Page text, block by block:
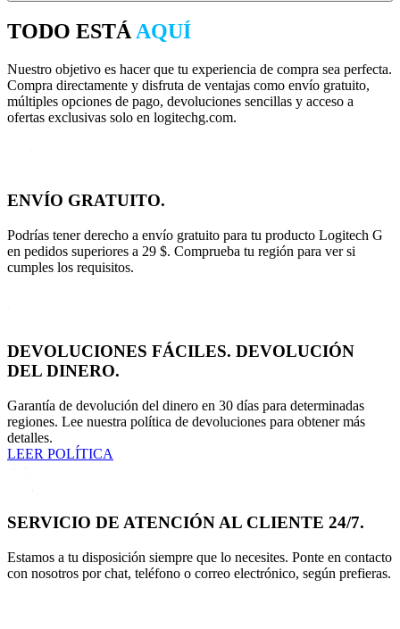
TODO ESTÁ AQUÍ
Nuestro objetivo es hacer que tu experiencia de compra sea perfecta.
Compra directamente y disfruta de ventajas como envío gratuito,
múltiples opciones de pago, devoluciones sencillas y acceso a
ofertas exclusivas solo en logitechg.com.
ENVÍO GRATUITO.
Podrías tener derecho a envío gratuito para tu producto Logitech G
en pedidos superiores a 29 $. Comprueba tu región para ver si
cumples los requisitos.
DEVOLUCIONES FÁCILES. DEVOLUCIÓN
DEL DINERO.
Garantía de devolución del dinero en 30 días para determinadas
regiones. Lee nuestra política de devoluciones para obtener más
detalles.
LEER POLÍTICA
SERVICIO DE ATENCIÓN AL CLIENTE 24/7.
Estamos a tu disposición siempre que lo necesites. Ponte en contacto
con nosotros por chat, teléfono o correo electrónico, según prefieras.